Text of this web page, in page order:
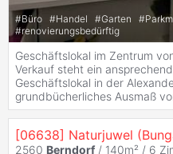
#Büro #Handel #Garten #
#renovierungsbedürftig
Geschäftslokal im Zentrum
Verkauf steht ein
Geschäftslokal in der
grundbücherliches Ausmaß
[06638] Naturjuwel
2560 Berndorf / 140m² / 6